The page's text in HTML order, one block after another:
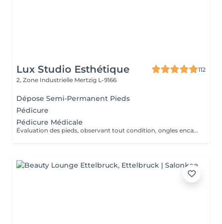
Lux Studio Esthétique
112
2, Zone Industrielle Mertzig L-9166
Dépose Semi-Permanent Pieds
Pédicure
Pédicure Médicale
Évaluation des pieds, observant tout condition, ongles encarnes, cour, callosités ! En cas de infections, champignons, micose ou les problèmes cotanés, recomandez une visite chez le podologue si necessaire. Desinfection des Pieds avec solution antiseptique. Retrait du Vernis Précédent avec un dissolvant pour nettoyer complètement les ongles des pieds. Coupez, desencarnes et Modelez les ongles avec une pance et lime, Pousses les Cuticules avec batone pour repousser doucement vers l'arrière et coupez les excès, Coupez avec bisturi les callosites si necessaire Traitement avec une rape pour eliminer les cellules mortes et les callosites, sans besoin d'immersion dans l'eau. Application d'un gommage supplementaire si necessaire. Hydratation Intense avec crème et les cuticules pour maintenir la peau douce, Appliquez une base transparent pour protéger les ongles. Attendez suffisamment de tempos pour sèc